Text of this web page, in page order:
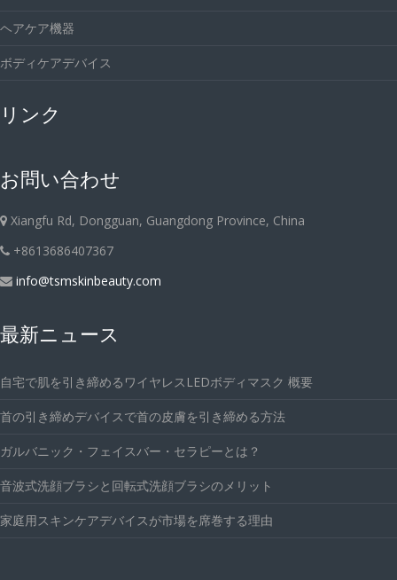
ヘアケア機器
ボディケアデバイス
リンク
お問い合わせ
Xiangfu Rd, Dongguan, Guangdong Province, China
+8613686407367
info@tsmskinbeauty.com
最新ニュース
自宅で肌を引き締めるワイヤレスLEDボディマスク 概要
首の引き締めデバイスで首の皮膚を引き締める方法
ガルバニック・フェイスバー・セラピーとは？
音波式洗顔ブラシと回転式洗顔ブラシのメリット
家庭用スキンケアデバイスが市場を席巻する理由